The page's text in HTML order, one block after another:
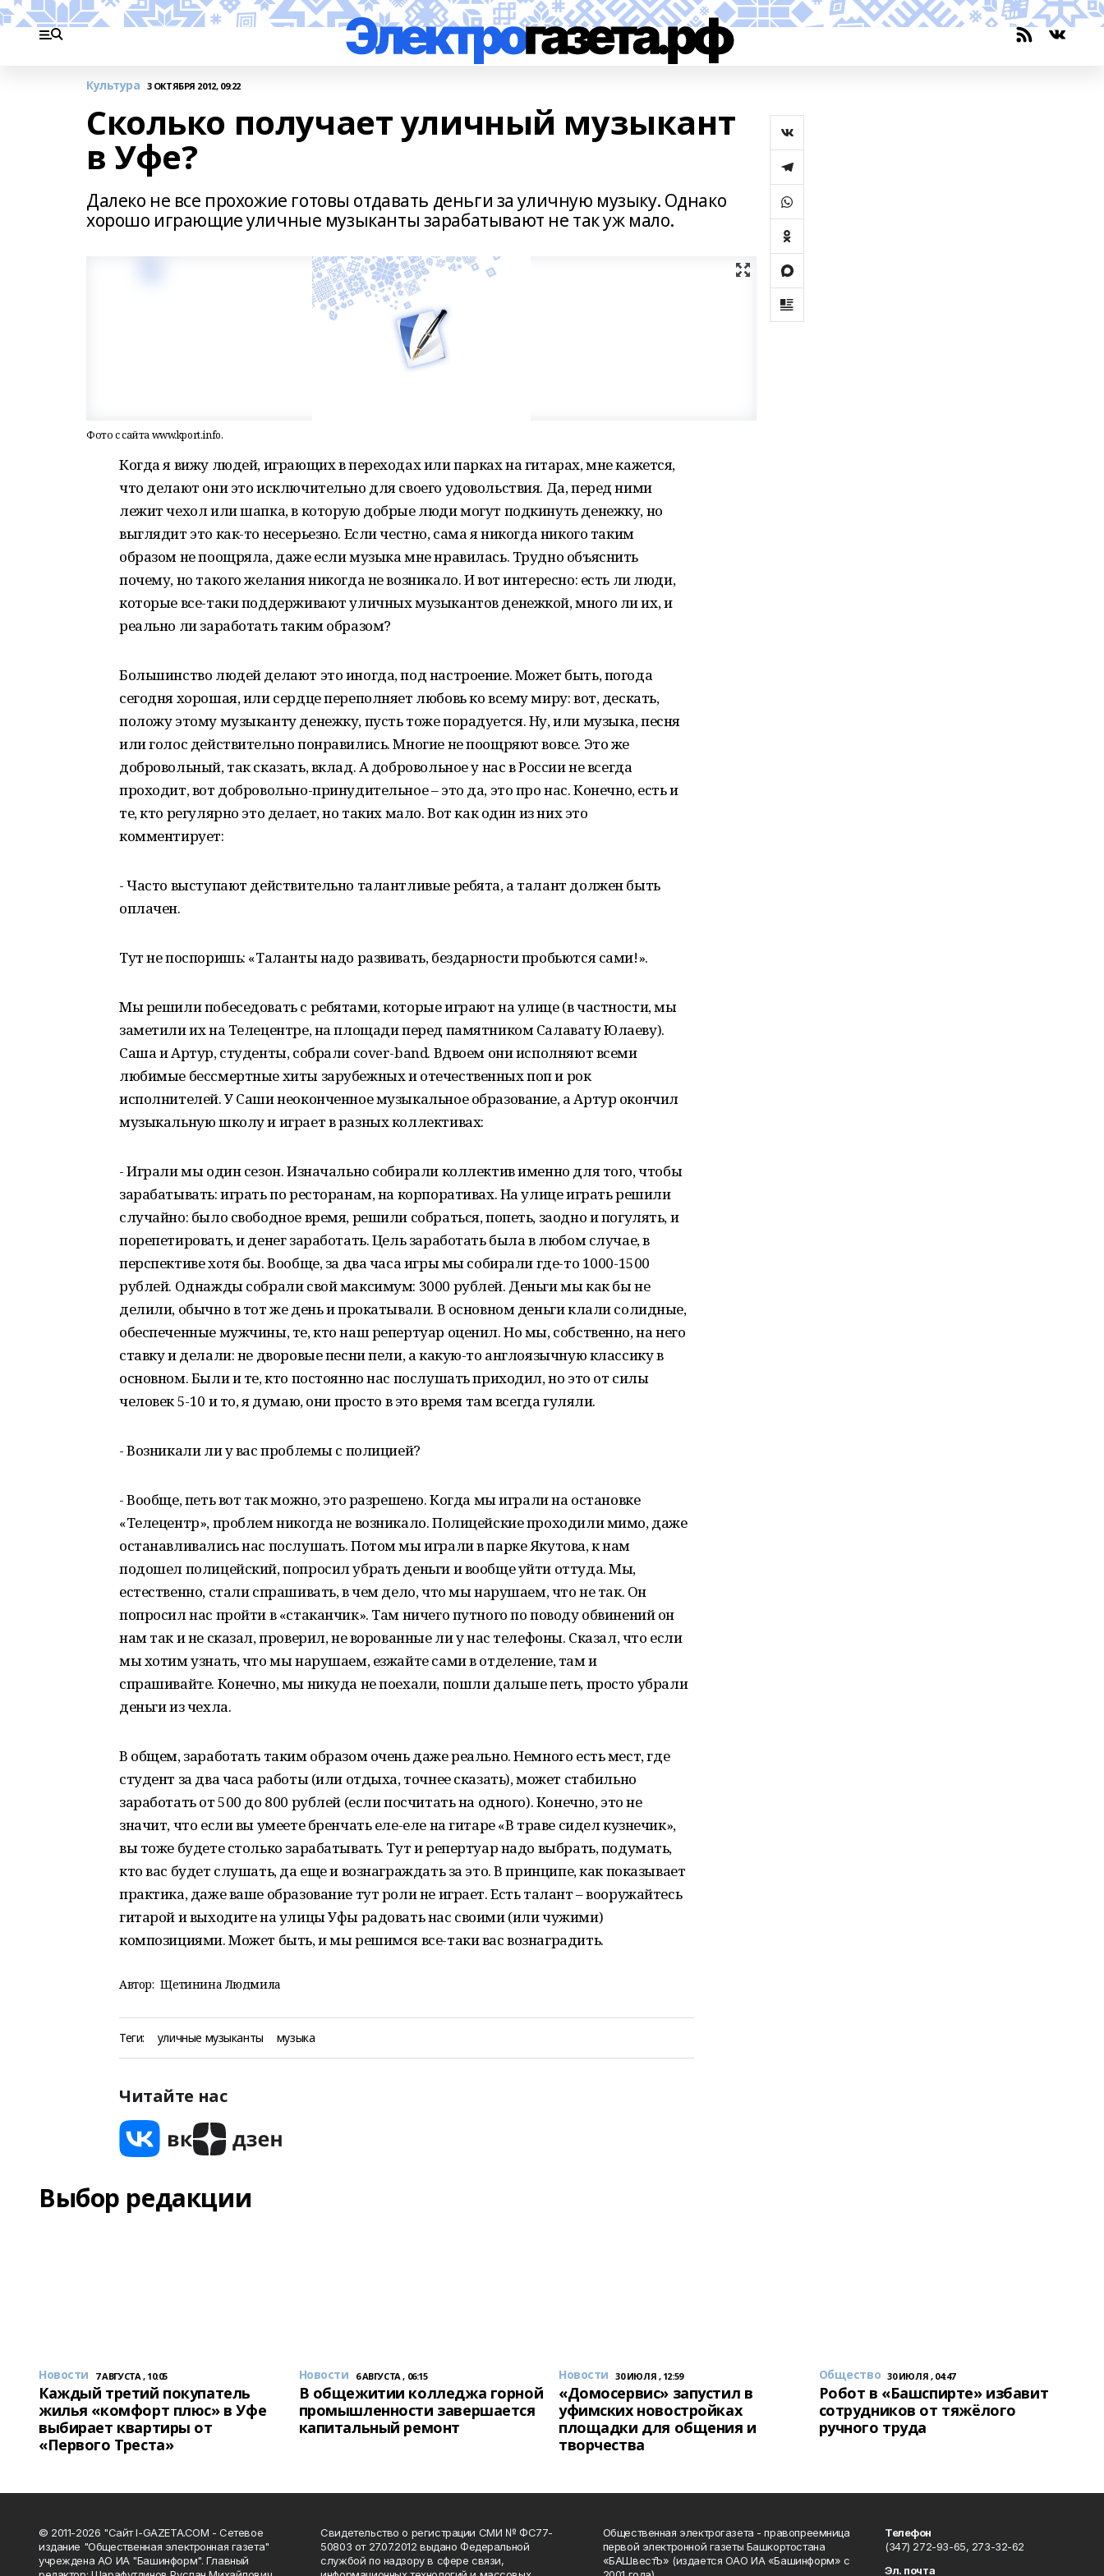
Культура 3 ОКТЯБРЯ 2012, 09:22
Сколько получает уличный музыкант
в Уфе?
Далеко не все прохожие готовы отдавать деньги за уличную музыку. Однако
хорошо играющие уличные музыканты зарабатывают не так уж мало.
Фото с сайта www.kport.info.
Когда я вижу людей, играющих в переходах или парках на гитарах, мне кажется,
что делают они это исключительно для своего удовольствия. Да, перед ними
лежит чехол или шапка, в которую добрые люди могут подкинуть денежку, но
выглядит это как-то несерьезно. Если честно, сама я никогда никого таким
образом не поощряла, даже если музыка мне нравилась. Трудно объяснить
почему, но такого желания никогда не возникало. И вот интересно: есть ли люди,
которые все-таки поддерживают уличных музыкантов денежкой, много ли их, и
реально ли заработать таким образом?
Большинство людей делают это иногда, под настроение. Может быть, погода
сегодня хорошая, или сердце переполняет любовь ко всему миру: вот, дескать,
положу этому музыканту денежку, пусть тоже порадуется. Ну, или музыка, песня
или голос действительно понравились. Многие не поощряют вовсе. Это же
добровольный, так сказать, вклад. А добровольное у нас в России не всегда
проходит, вот добровольно-принудительное – это да, это про нас. Конечно, есть и
те, кто регулярно это делает, но таких мало. Вот как один из них это
комментирует:
- Часто выступают действительно талантливые ребята, а талант должен быть
оплачен.
Тут не поспоришь: «Таланты надо развивать, бездарности пробьются сами!».
Мы решили побеседовать с ребятами, которые играют на улице (в частности, мы
заметили их на Телецентре, на площади перед памятником Салавату Юлаеву).
Саша и Артур, студенты, собрали cover-band. Вдвоем они исполняют всеми
любимые бессмертные хиты зарубежных и отечественных поп и рок
исполнителей. У Саши неоконченное музыкальное образование, а Артур окончил
музыкальную школу и играет в разных коллективах:
- Играли мы один сезон. Изначально собирали коллектив именно для того, чтобы
зарабатывать: играть по ресторанам, на корпоративах. На улице играть решили
случайно: было свободное время, решили собраться, попеть, заодно и погулять, и
порепетировать, и денег заработать. Цель заработать была в любом случае, в
перспективе хотя бы. Вообще, за два часа игры мы собирали где-то 1000-1500
рублей. Однажды собрали свой максимум: 3000 рублей. Деньги мы как бы не
делили, обычно в тот же день и прокатывали. В основном деньги клали солидные,
обеспеченные мужчины, те, кто наш репертуар оценил. Но мы, собственно, на него
ставку и делали: не дворовые песни пели, а какую-то англоязычную классику в
основном. Были и те, кто постоянно нас послушать приходил, но это от силы
человек 5-10 и то, я думаю, они просто в это время там всегда гуляли.
- Возникали ли у вас проблемы с полицией?
- Вообще, петь вот так можно, это разрешено. Когда мы играли на остановке
«Телецентр», проблем никогда не возникало. Полицейские проходили мимо, даже
останавливались нас послушать. Потом мы играли в парке Якутова, к нам
подошел полицейский, попросил убрать деньги и вообще уйти оттуда. Мы,
естественно, стали спрашивать, в чем дело, что мы нарушаем, что не так. Он
попросил нас пройти в «стаканчик». Там ничего путного по поводу обвинений он
нам так и не сказал, проверил, не ворованные ли у нас телефоны. Сказал, что если
мы хотим узнать, что мы нарушаем, езжайте сами в отделение, там и
спрашивайте. Конечно, мы никуда не поехали, пошли дальше петь, просто убрали
деньги из чехла.
В общем, заработать таким образом очень даже реально. Немного есть мест, где
студент за два часа работы (или отдыха, точнее сказать), может стабильно
заработать от 500 до 800 рублей (если посчитать на одного). Конечно, это не
значит, что если вы умеете бренчать еле-еле на гитаре «В траве сидел кузнечик»,
вы тоже будете столько зарабатывать. Тут и репертуар надо выбрать, подумать,
кто вас будет слушать, да еще и вознаграждать за это. В принципе, как показывает
практика, даже ваше образование тут роли не играет. Есть талант – вооружайтесь
гитарой и выходите на улицы Уфы радовать нас своими (или чужими)
композициями. Может быть, и мы решимся все-таки вас вознаградить.
Автор: Щетинина Людмила
Теги: уличные музыканты музыка
Читайте нас
Выбор редакции
Новости 7 АВГУСТА , 10:05
Каждый третий покупатель
жилья «комфорт плюс» в Уфе
выбирает квартиры от
«Первого Треста»
Новости 6 АВГУСТА , 06:15
В общежитии колледжа горной
промышленности завершается
капитальный ремонт
Новости 30 ИЮЛЯ , 12:59
«Домосервис» запустил в
уфимских новостройках
площадки для общения и
творчества
Общество 30 ИЮЛЯ , 04:47
Робот в «Башспирте» избавит
сотрудников от тяжёлого
ручного труда
© 2011-2026 "Сайт I-GAZETA.COM - Сетевое
издание "Общественная электронная газета"
учреждена АО ИА "Башинформ". Главный
Свидетельство о регистрации СМИ № ФС77-
50803 от 27.07.2012 выдано Федеральной
службой по надзору в сфере связи,
Общественная электрогазета - правопреемница
первой электронной газеты Башкортостана
«БАШвестЪ» (издается ОАО ИА «Башинформ» с
Телефон
(347) 272-93-65, 273-32-62
Эл. почта